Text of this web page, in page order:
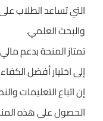
التي تساعد الطلاب
والبحث العلمي.
تمتاز المنحة بدعم
إلى اختيار أفضل
إن اتباع التعليمات
الحصول على هذه